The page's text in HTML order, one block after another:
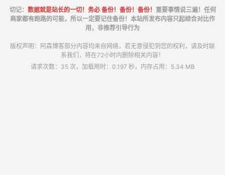
切记： 数据就是站长的一切！务必 备份！备份！备份！ 重要事情说三遍！任何
商家都有跑路的可能，所以一定要记住备份！本站所发布内容只起综合对比作
用，非推荐引导行为
版权声明：阿森博客部分内容均来自网络，若无意侵犯到您的权利，请及时联
系我们，将在72小时内删除相关内容！
请求次数：35 次，加载用时：0.197 秒，内存占用：5.34 MB